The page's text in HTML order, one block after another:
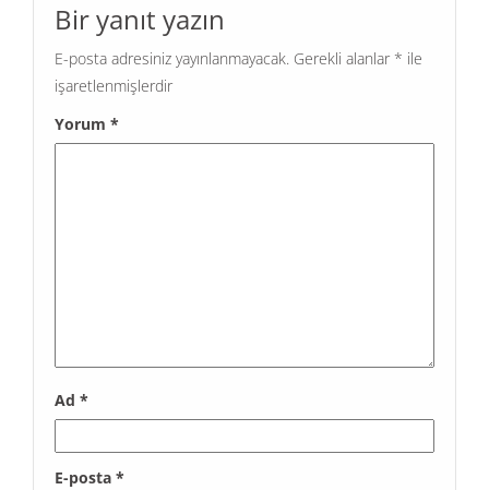
Bir yanıt yazın
E-posta adresiniz yayınlanmayacak. Gerekli alanlar * ile
işaretlenmişlerdir
Yorum *
Ad *
E-posta *